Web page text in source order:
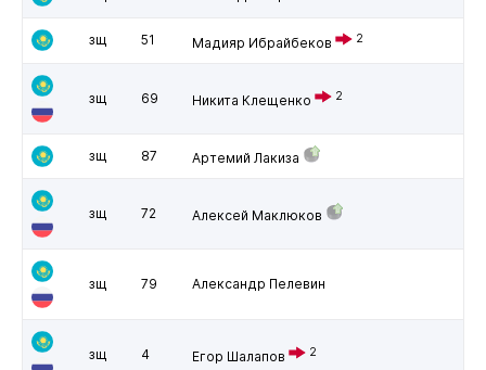
зщ 51 Мадияр Ибрайбеков 2
зщ 69 Никита Клещенко 2
зщ 87 Артемий Лакиза
зщ 72 Алексей Маклюков
зщ 79 Александр Пелевин
зщ 4 Егор Шалапов 2